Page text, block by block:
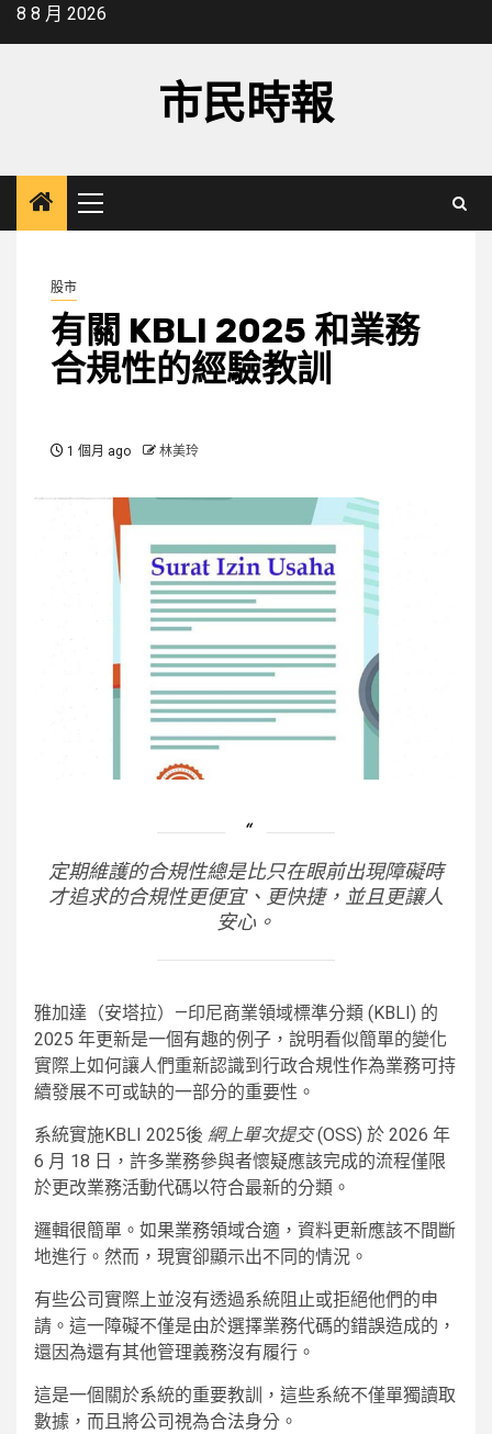
Skip8 8 月 2026
市民時報
Primary
Menu
股市
有關 KBLI 2025 和業務
合規性的經驗教訓
1 個月 ago 林美玲
定期維護的合規性總是比只在眼前出現障礙時
才追求的合規性更便宜、更快捷，並且更讓人
安心。
雅加達（安塔拉）—印尼商業領域標準分類 (KBLI) 的
2025 年更新是一個有趣的例子，說明看似簡單的變化
實際上如何讓人們重新認識到行政合規性作為業務可持
續發展不可或缺的一部分的重要性。
系統實施KBLI 2025後 網上單次提交(OSS) 於 2026 年
6 月 18 日，許多業務參與者懷疑應該完成的流程僅限
於更改業務活動代碼以符合最新的分類。
邏輯很簡單。如果業務領域合適，資料更新應該不間斷
地進行。然而，現實卻顯示出不同的情況。
有些公司實際上並沒有透過系統阻止或拒絕他們的申
請。這一障礙不僅是由於選擇業務代碼的錯誤造成的，
還因為還有其他管理義務沒有履行。
這是一個關於系統的重要教訓，這些系統不僅單獨讀取
數據，而且將公司視為合法身分。